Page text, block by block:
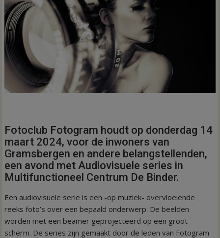
Fotoclub Fotogram houdt op donderdag 14
maart 2024, voor de inwoners van
Gramsbergen en andere belangstellenden,
een avond met Audiovisuele series in
Multifunctioneel Centrum De Binder.
Een audiovisuele serie is een -op muziek- overvloeiende
reeks foto’s over een bepaald onderwerp. De beelden
worden met een beamer geprojecteerd op een groot
scherm. De series zijn gemaakt door de leden van Fotogram